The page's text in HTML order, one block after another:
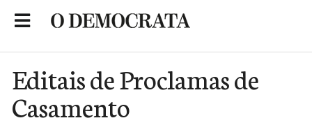
Editais de Proclamas de
Casamento